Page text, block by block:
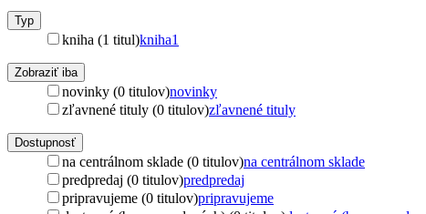
Typ
kniha (1 titul)kniha1
Zobraziť iba
novinky (0 titulov)novinky
zľavnené tituly (0 titulov)zľavnené tituly
Dostupnosť
na centrálnom sklade (0 titulov)na centrálnom sklade
predpredaj (0 titulov)predpredaj
pripravujeme (0 titulov)pripravujeme